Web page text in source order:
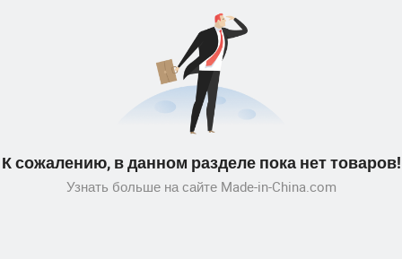
К сожалению, в данном разделе пока нет товаров!
Узнать больше на сайте Made-in-China.com